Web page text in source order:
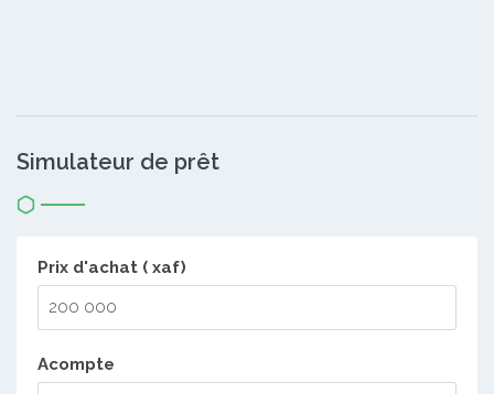
Simulateur de prêt
Prix d'achat ( xaf)
Acompte